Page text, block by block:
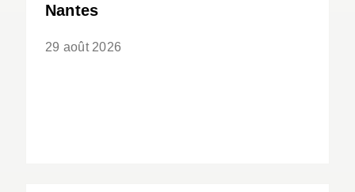
Nantes
29 août 2026